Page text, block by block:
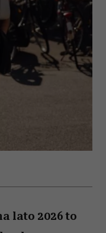
lato 2026 to